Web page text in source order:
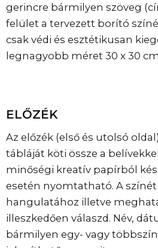
gerincre bármilyen szöveg
felület a tervezett borító
csak védi és esztétikusan
legnagyobb méret 30 x 30
ELŐZÉK
Az előzék (első és utolsó
tábláját köti össze a
minőségi kreatív papírból
esetén nyomtatható. A színét
hangulatához illetve
illeszkedően válaszd. Név,
bármilyen egy- vagy